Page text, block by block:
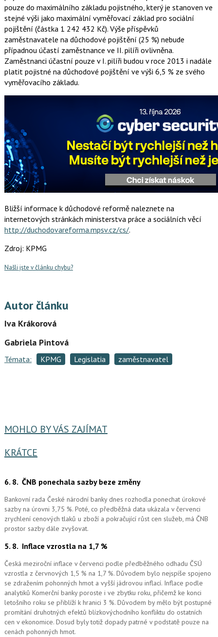
pouze do maximálního základu pojistného, který je stanoven ve
stejné výši jako maximální vyměřovací základ pro sociální
pojištění (částka 1 242 432 Kč). Výše příspěvků
zaměstnavatele na důchodové pojištění (25 %) nebude
případnou účastí zaměstnance ve II. pilíři ovlivněna.
Zaměstnanci účastní pouze v I. pilíři budou v roce 2013 i nadále
platit pojistné na důchodové pojištění ve výši 6,5 % ze svého
vyměřovacího základu.
Bližší informace k důchodové reformě naleznete na
internetových stránkách ministerstva práce a sociálních věcí
http://duchodovareforma.mpsv.cz/cs/.
Zdroj: KPMG
Našli jste v článku chybu?
Autor článku
Iva Krákorová
Gabriela Pintová
Témata: KPMG Legislatia zaměstnavatel
MOHLO BY VÁS ZAJÍMAT
KRÁTCE
6. 8. ČNB ponechala sazby beze změny
Bankovní rada České národní banky dnes rozhodla ponechat úrokové
sazby na úrovni 3,75 %. Poté, co předběžná data ukázala v červenci
zrychlení cenových tlaků u zboží a pokračující růst cen služeb, má ČNB
prostor sazby dále zvyšovat.
5. 8. Inflace vzrostla na 1,7 %
Česká meziroční inflace v červenci podle předběžného odhadu ČSÚ
vzrostla z červnových 1,5 % na 1,7 %. Důvodem bylo nejspíše spojeno
se zdražením pohonných hmot a vyšší jádrovou inflací. Inflace podle
analytiků Komerční banky poroste i ve zbytku roku, přičemž ke konci
letošního roku se přiblíží k hranici 3 %. Důvodem by mělo být postupné
promítání druhotných efektů blízkovýchodního konfliktu do ostatních
cen v ekonomice. Dosud byly totiž dopady patrné v podstatě pouze na
cenách pohonných hmot.